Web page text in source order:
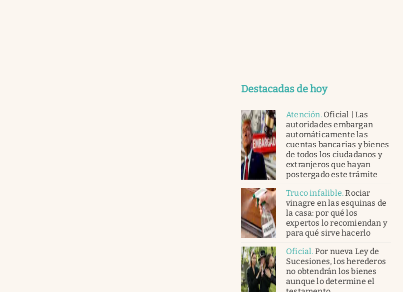
Destacadas de hoy
Atención. Oficial | Las
autoridades embargan
automáticamente las
cuentas bancarias y bienes
de todos los ciudadanos y
extranjeros que hayan
postergado este trámite
Truco infalible.Rociar
vinagre en las esquinas de
la casa: por qué los
expertos lo recomiendan y
para qué sirve hacerlo
Oficial. Por nueva Ley de
Sucesiones, los herederos
no obtendrán los bienes
aunque lo determine el